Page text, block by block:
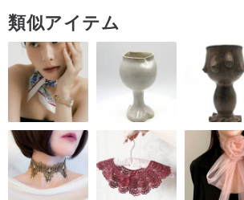
類似アイテム